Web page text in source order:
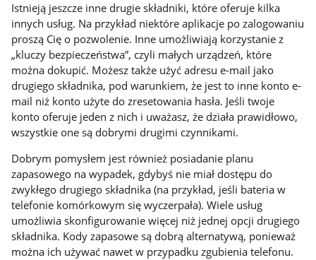
Istnieją jeszcze inne drugie składniki, które oferuje kilka
innych usług. Na przykład niektóre aplikacje po zalogowaniu
proszą Cię o pozwolenie. Inne umożliwiają korzystanie z
„kluczy bezpieczeństwa”, czyli małych urządzeń, które
można dokupić. Możesz także użyć adresu e-mail jako
drugiego składnika, pod warunkiem, że jest to inne konto e-
mail niż konto użyte do zresetowania hasła. Jeśli twoje
konto oferuje jeden z nich i uważasz, że działa prawidłowo,
wszystkie one są dobrymi drugimi czynnikami.
Dobrym pomysłem jest również posiadanie planu
zapasowego na wypadek, gdybyś nie miał dostępu do
zwykłego drugiego składnika (na przykład, jeśli bateria w
telefonie komórkowym się wyczerpała). Wiele usług
umożliwia skonfigurowanie więcej niż jednej opcji drugiego
składnika. Kody zapasowe są dobrą alternatywą, ponieważ
można ich używać nawet w przypadku zgubienia telefonu.